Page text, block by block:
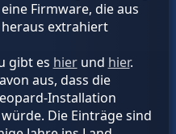
Firmware, die aus
extrahiert
gibt es hierund hier.
aus, dass die
Installation
Die Einträge sind